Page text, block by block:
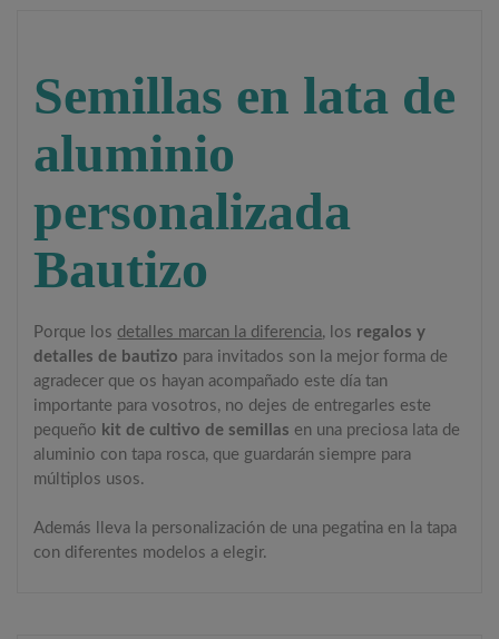
Semillas en lata de
aluminio
personalizada
Bautizo
Porque los detalles marcan la diferencia, los regalos y
detalles de bautizo para invitados son la mejor forma de
agradecer que os hayan acompañado este día tan
importante para vosotros, no dejes de entregarles este
pequeño kit de cultivo de semillas en una preciosa lata de
aluminio con tapa rosca, que guardarán siempre para
múltiplos usos.
Además lleva la personalización de una pegatina en la tapa
con diferentes modelos a elegir.